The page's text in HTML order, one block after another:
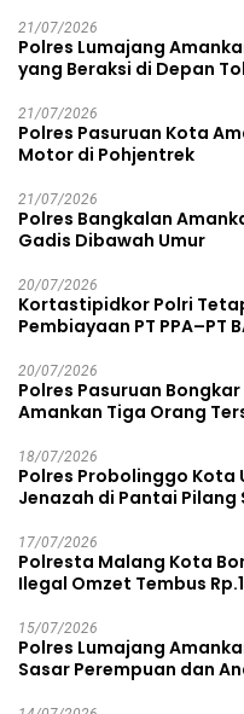
21/07/2026
Polres Lumajang
yang Beraksi di Depan
21/07/2026
Polres Pasuruan Kota
Motor di Pohjentrek
21/07/2026
Polres Bangkalan
Gadis Dibawah Umur
20/07/2026
Kortastipidkor Polri
Pembiayaan PT PPA–PT
20/07/2026
Polres Pasuruan
Amankan Tiga Orang
18/07/2026
Polres Probolinggo Kota
Jenazah di Pantai
17/07/2026
Polresta Malang Kota
Ilegal Omzet Tembus
15/07/2026
Polres Lumajang
Sasar Perempuan dan